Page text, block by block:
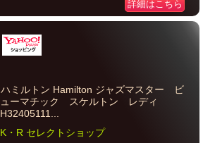
詳細はこちら
ハミルトン Hamilton ジャズマスター ビ
ューマチック スケルトン レディ
H32405111...
K・R セレクトショップ